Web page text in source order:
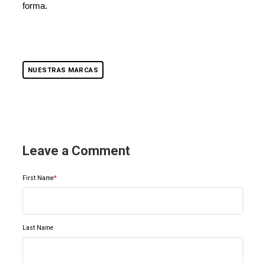
forma.
NUESTRAS MARCAS
Leave a Comment
First Name*
Last Name